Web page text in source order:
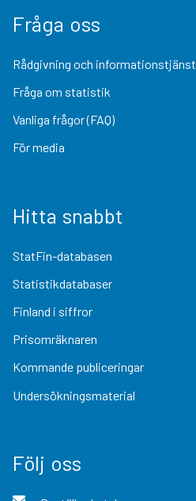
Fråga oss
Rådgivning och informationstjänst
Fråga om statistik
Vanliga frågor (FAQ)
För media
Hitta snabbt
StatFin-databasen
Statistikdatabaser
Finland i siffror
Prisomräknaren
Kommande publiceringar
Undersökningsmaterial
Följ oss